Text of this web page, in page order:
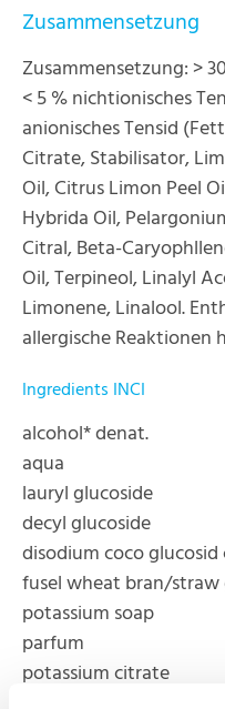
Zusammensetzung
Zusammensetzung: >
< 5 % nichtionisches
anionisches Tensid
Citrate, Stabilisator,
Oil, Citrus Limon Peel
Hybrida Oil,
Citral, Beta-
Oil, Terpineol, Linalyl
Limonene, Linalool.
allergische Reaktionen
Ingredients INCI
alcohol* denat.
aqua
lauryl glucoside
decyl glucoside
disodium coco
fusel wheat bran/straw
potassium soap
parfum
potassium citrate